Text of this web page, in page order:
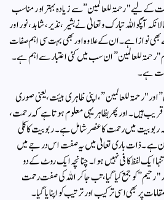
کے لیے "رحمۃ للعالمین” سے زیادہ بہتر اور مناسب
آپؐکو اللہ تبارک و تعالیٰ نے بشیر، نذیر، شاہد، نور اور
نوازا ہے۔ ان کے علاوہ اور بھی بہت سی اہم صفات
"رحمۃ للعالمین” ان سب میں کئی اعتبار سے اہم ہے۔
صفت ہے۔
اور "رحمۃ للعالمین”، اپنی ظاہری ہیئت، یعنی صوری
قریب ہیں۔ اور پھر بظاہر یہی معلوم ہوتا ہے کہ رحمت،
میں رحمت کا عنصر شامل ہے۔ ربوبیت کا کلی
ہے۔ذات باری تعالیٰ میں یہ صفت اس درجے میں
ایک لفظ کافی نہیں ہوا۔ چنانچہ ایک روٹ کے دو
"رحیم” کو جمع کیا گیا، تب جاکر اللہ کی صفت رحمت
پر بھی اسی ترکیب اور ترتیب کو اپنایا گیا۔